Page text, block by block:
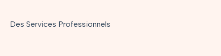
Des Services Professionnels